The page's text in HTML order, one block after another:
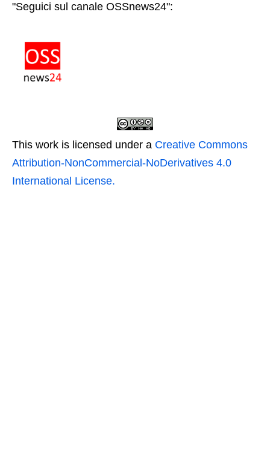
"Seguici sul canale OSSnews24":
This work is licensed under a Creative Commons
Attribution-NonCommercial-NoDerivatives 4.0
International License.